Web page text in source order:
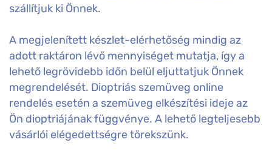
szállítjuk ki Önnek.
A megjelenített készlet-elérhetőség mindig az
adott raktáron lévő mennyiséget mutatja, így a
lehető legrövidebb időn belül eljuttatjuk Önnek
megrendelését. Dioptriás szemüveg online
rendelés esetén a szemüveg elkészítési ideje az
Ön dioptriájának függvénye. A lehető legteljesebb
vásárlói elégedettségre törekszünk.